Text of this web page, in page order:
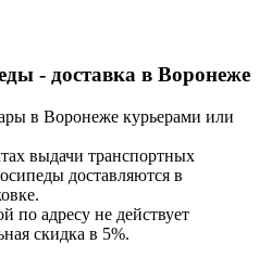
- доставка в Воронеже
в Воронеже курьерами или
выдачи транспортных
доставляются в
по адресу не действует
скидка в 5%.